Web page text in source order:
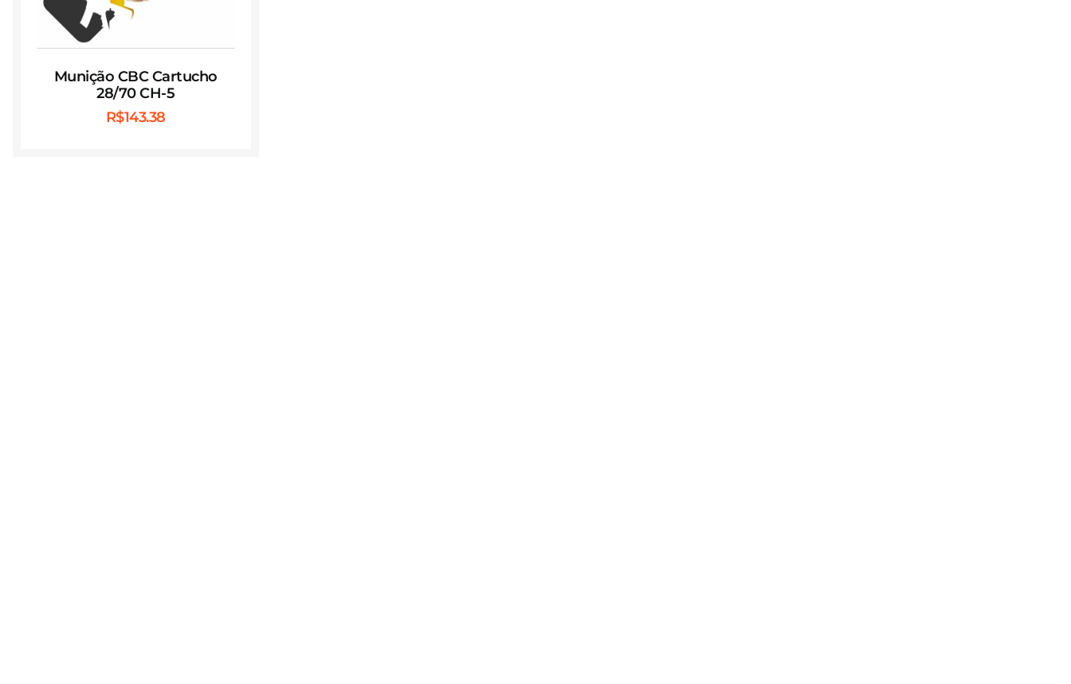
Munição CBC Cartucho
28/70 CH-5
R$143.38